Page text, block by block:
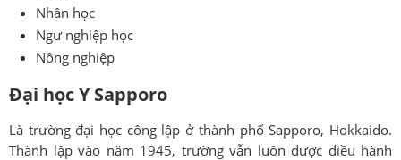
Nhân học
Ngư nghiệp học
Nông nghiệp
Đại học Y Sapporo
Là trường đại học công lập ở thành phố Sapporo, Hokkaido.
Thành lập vào năm 1945, trường vẫn luôn được điều hành